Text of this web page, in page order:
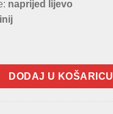
naprijed lijevo
količina
DODAJ U KOŠARICU